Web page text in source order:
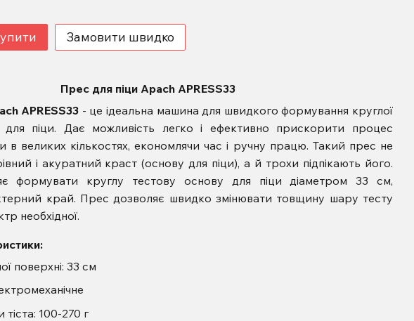
Замовити швидко
Прес для піци Apach APRESS33
APRESS33 - це ідеальна машина для швидкого формування круглої
для піци. Дає можливість легко і ефективно прискорити процес
в великих кількостях, економлячи час і ручну працю. Такий прес не
і акуратний краст (основу для піци), а й трохи підпікають його.
формувати круглу тестову основу для піци діаметром 33 см,
край. Прес дозволяє швидко змінювати товщину шару тесту
необхідної.
поверхні: 33 см
тіста: 100-270 г